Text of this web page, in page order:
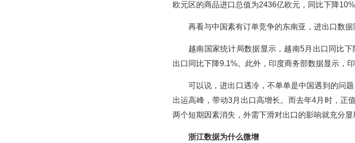
欧元区的商品进口总值为2436亿欧元，同比下降10%
再看与中国素有订单竞争的东南亚，进出口数据
越南国家统计局数据显示，越南5月出口同比
出口同比下降9.1%。此外，印度商务部数据显示，
可以说，进出口遇冷，不单单是中国遇到的问
出运高峰，带动3月出口高增长。而去年4月时，正
两个短期因素消失，外需下滑对出口的影响就充分显
浙江数据为什么微增